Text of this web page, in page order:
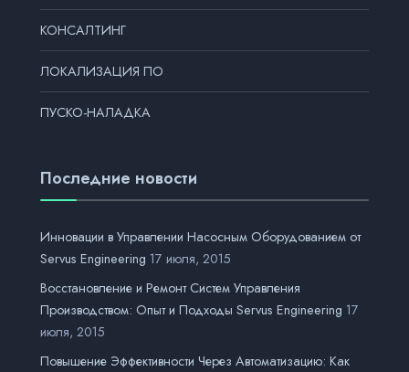
КОНСАЛТИНГ
ЛОКАЛИЗАЦИЯ ПО
ПУСКО-НАЛАДКА
Последние новости
Инновации в Управлении Насосным Оборудованием от
Servus Engineering 17 июля, 2015
Восстановление и Ремонт Систем Управления
Производством: Опыт и Подходы Servus Engineering 17
июля, 2015
Повышение Эффективности Через Автоматизацию: Как